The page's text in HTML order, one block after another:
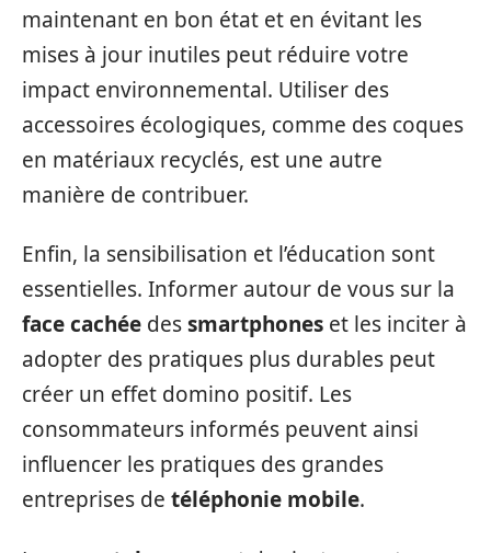
maintenant en bon état et en évitant les
mises à jour inutiles peut réduire votre
impact environnemental. Utiliser des
accessoires écologiques, comme des coques
en matériaux recyclés, est une autre
manière de contribuer.
Enfin, la sensibilisation et l’éducation sont
essentielles. Informer autour de vous sur la
face cachée dessmartphones et les inciter à
adopter des pratiques plus durables peut
créer un effet domino positif. Les
consommateurs informés peuvent ainsi
influencer les pratiques des grandes
entreprises de téléphonie mobile.